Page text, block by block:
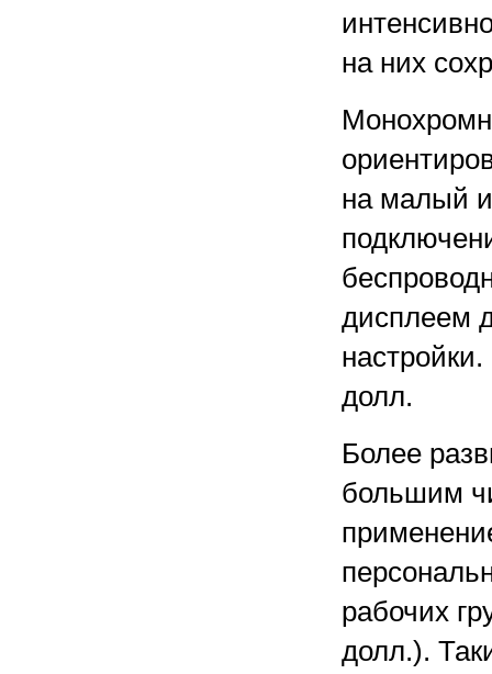
на них
на малый
дисплеем
долл.
Более
большим
рабочих
долл.).